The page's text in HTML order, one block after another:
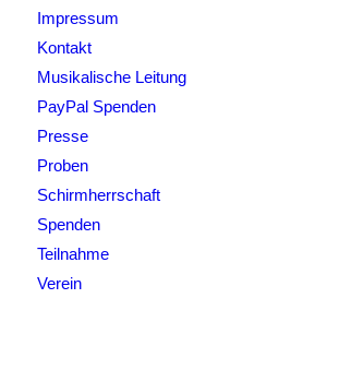
Impressum
Kontakt
Musikalische Leitung
PayPal Spenden
Presse
Proben
Schirmherrschaft
Spenden
Teilnahme
Verein